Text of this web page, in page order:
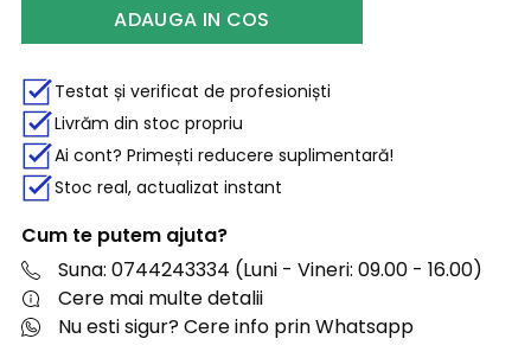
ADAUGA IN COS
Testat și verificat de profesioniști
Livrăm din stoc propriu
Ai cont? Primești reducere suplimentară!
Stoc real, actualizat instant
Cum te putem ajuta?
Suna: 0744243334 (Luni - Vineri: 09.00 - 16.00)
Cere mai multe detalii
Nu esti sigur? Cere info prin Whatsapp